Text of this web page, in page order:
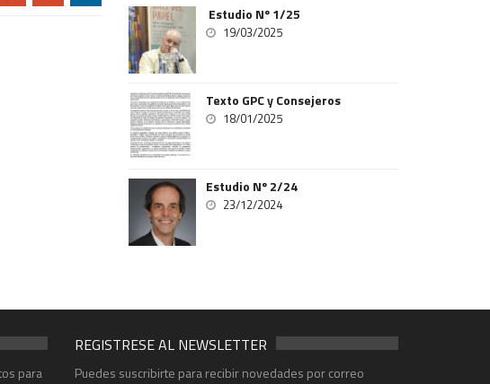
Estudio Nº 1/25
19/03/2025
Texto GPC y Consejeros
18/01/2025
Estudio Nº 2/24
23/12/2024
para
REGISTRESE AL NEWSLETTER
Puedes suscribirte para recibir novedades por correo